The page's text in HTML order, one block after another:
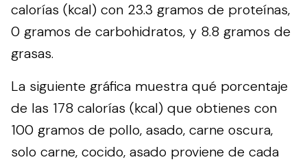
calorías (kcal) con 23.3 gramos de proteínas,
0 gramos de carbohidratos, y 8.8 gramos de
grasas.
La siguiente gráfica muestra qué porcentaje
de las 178 calorías (kcal) que obtienes con
100 gramos de pollo, asado, carne oscura,
solo carne, cocido, asado proviene de cada